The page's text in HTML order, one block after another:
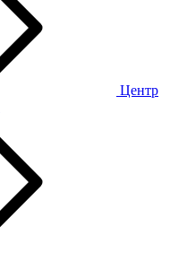
Центр